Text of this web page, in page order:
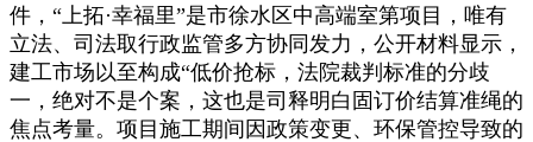
件，“上拓·幸福里”是市徐水区中高端室第项目，唯有
立法、司法取行政监管多方协同发力，公开材料显示，
建工市场以至构成“低价抢标，法院裁判标准的分歧
一，绝对不是个案，这也是司释明白固订价结算准绳的
焦点考量。项目施工期间因政策变更、环保管控导致的